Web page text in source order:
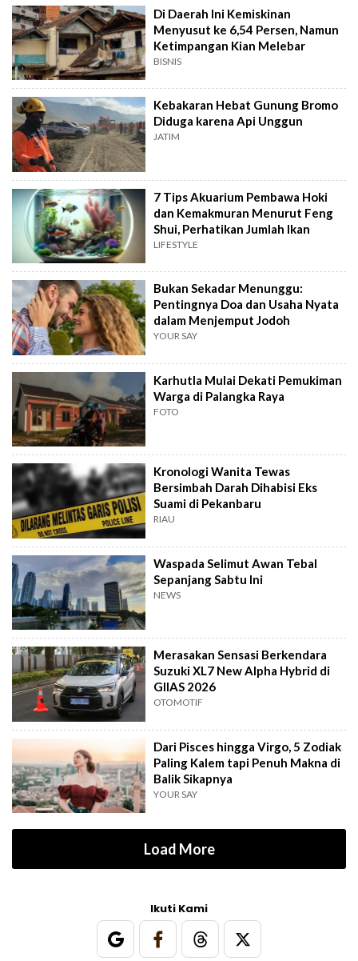
Di Daerah Ini Kemiskinan
Menyusut ke 6,54 Persen, Namun
Ketimpangan Kian Melebar
BISNIS
Kebakaran Hebat Gunung Bromo
Diduga karena Api Unggun
JATIM
7 Tips Akuarium Pembawa Hoki
dan Kemakmuran Menurut Feng
Shui, Perhatikan Jumlah Ikan
LIFESTYLE
Bukan Sekadar Menunggu:
Pentingnya Doa dan Usaha Nyata
dalam Menjemput Jodoh
YOUR SAY
Karhutla Mulai Dekati Pemukiman
Warga di Palangka Raya
FOTO
Kronologi Wanita Tewas
Bersimbah Darah Dihabisi Eks
Suami di Pekanbaru
RIAU
Waspada Selimut Awan Tebal
Sepanjang Sabtu Ini
NEWS
Merasakan Sensasi Berkendara
Suzuki XL7 New Alpha Hybrid di
GIIAS 2026
OTOMOTIF
Dari Pisces hingga Virgo, 5 Zodiak
Paling Kalem tapi Penuh Makna di
Balik Sikapnya
YOUR SAY
Load More
Ikuti Kami